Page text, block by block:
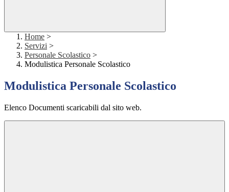
Home >
Servizi >
Personale Scolastico >
Modulistica Personale Scolastico
Modulistica Personale Scolastico
Elenco Documenti scaricabili dal sito web.